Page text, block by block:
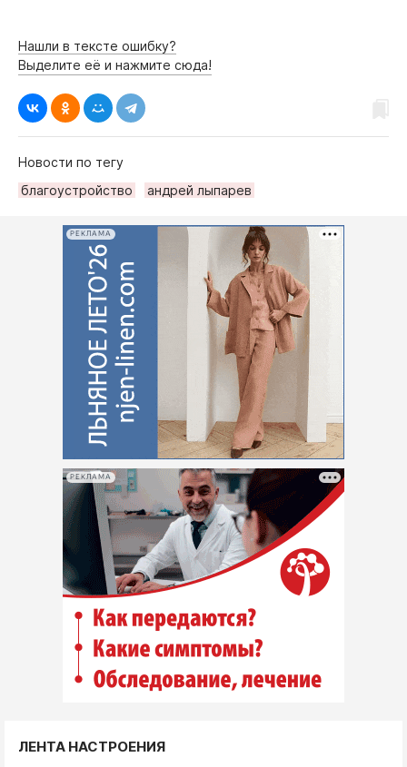
Нашли в тексте ошибку?
Выделите её и нажмите сюда!
Новости по тегу
благоустройство
андрей лыпарев
РЕКЛАМА
РЕКЛАМА
ЛЕНТА НАСТРОЕНИЯ